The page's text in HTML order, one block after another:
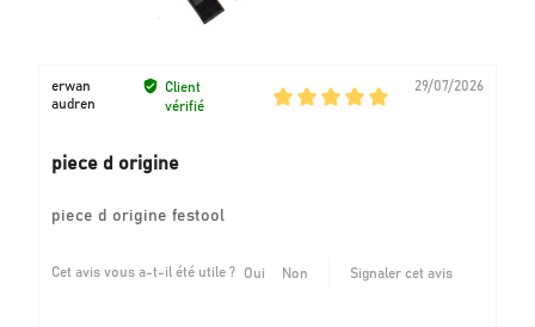
erwan
audren
Client
vérifié
29/07/2026
piece d origine
piece d origine festool
Cet avis vous a-t-il été utile ? Oui Non Signaler cet avis